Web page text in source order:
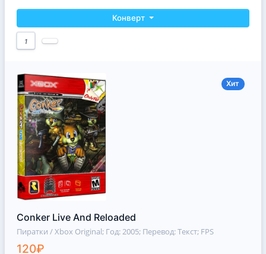
Конверт
1
Хит
Conker Live And Reloaded
Пиратки / Xbox Original; Год: 2005; Перевод: Текст; FPS
120₽